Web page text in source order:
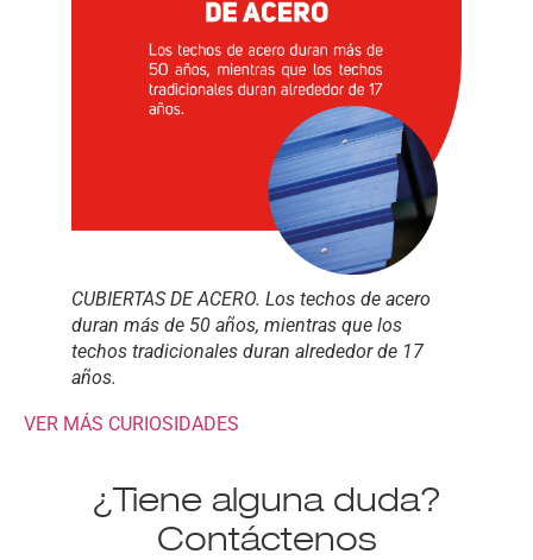
CUBIERTAS DE ACERO. Los techos de acero
duran más de 50 años, mientras que los
techos tradicionales duran alrededor de 17
años.
VER MÁS CURIOSIDADES
¿Tiene alguna duda?
Contáctenos